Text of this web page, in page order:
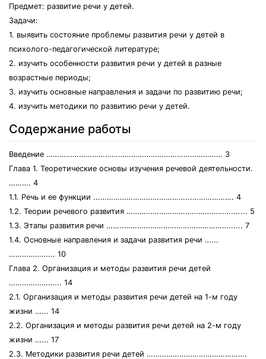
Предмет: развитие речи у детей.
Задачи:
1. выявить состояние проблемы развития речи у детей в
психолого-педагогической литературе;
2. изучить особенности развития речи у детей в разные
возрастные периоды;
3. изучить основные направления и задачи по развитию речи;
4. изучить методики по развитию речи у детей.
Содержание работы
Введение ……………………………………………………………………… 3
Глава 1. Теоретические основы изучения речевой деятельности.
………. 4
1.1. Речь и ее функции ...…………………………………...………………. 4
1.2. Теории речевого развития …………………………………………....... 5
1.3. Этапы развития речи ……..…………………………………………...... 7
1.4. Основные направления и задачи развития речи …...
………………... 10
Глава 2. Организация и методы развития речи детей
…………………... 14
2.1. Организация и методы развития речи детей на 1-м году
жизни …... 14
2.2. Организация и методы развития речи детей на 2-м году
жизни …... 17
2.3. Методики развития речи детей ……………………………………….